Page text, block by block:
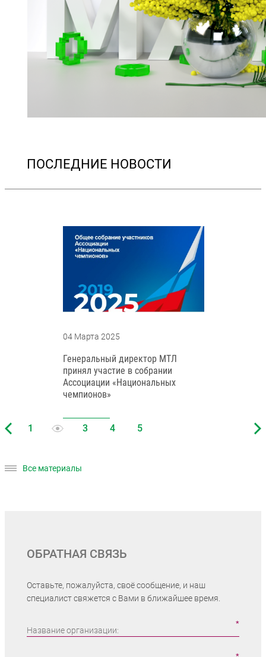
ПОСЛЕДНИЕ НОВОСТИ
04 Марта 2025
Генеральный директор МТЛ
принял участие в собрании
Ассоциации «Национальных
чемпионов»
Все материалы
ОБРАТНАЯ СВЯЗЬ
Оставьте, пожалуйста, своё сообщение, и наш
специалист свяжется с Вами в ближайшее время.
Название организации: